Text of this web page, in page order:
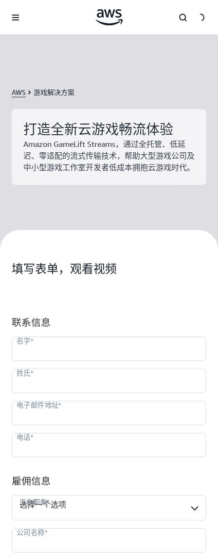
AWS 游戏解决方案
打造全新云游戏畅流体验
Amazon GameLift Streams，通过全托管、低延
迟、零适配的流式传输技术，帮助大型游戏公司及
中小型游戏工作室开发者低成本拥抱云游戏时代。
填写表单，观看视频
联系信息
雇佣信息
工作职务*
选择一个选项